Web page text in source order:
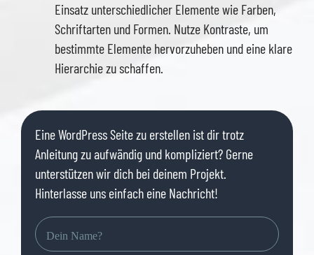
Einsatz unterschiedlicher Elemente wie Farben,
Schriftarten und Formen. Nutze Kontraste, um
bestimmte Elemente hervorzuheben und eine klare
Hierarchie zu schaffen.
Eine WordPress Seite zu erstellen ist dir trotz
Anleitung zu aufwändig und kompliziert? Gerne
unterstützen wir dich bei deinem Projekt.
Hinterlasse uns einfach eine Nachricht!